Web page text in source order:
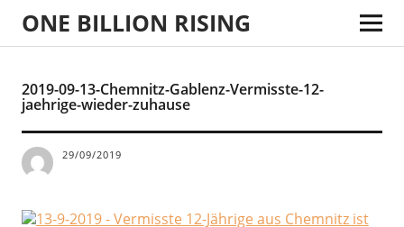
ONE BILLION RISING
2019-09-13-Chemnitz-Gablenz-Vermisste-12-
jaehrige-wieder-zuhause
29/09/2019